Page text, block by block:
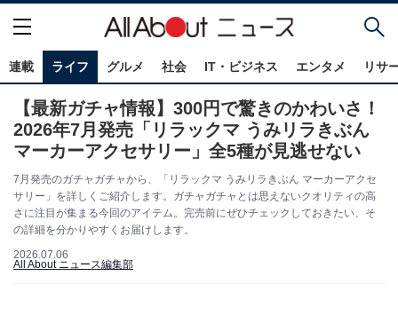
連載 ライフ グルメ 社会 IT・ビジネス エンタメ リサ
【最新ガチャ情報】300円で驚きのかわいさ！
2026年7月発売「リラックマ うみリラきぶん
マーカーアクセサリー」全5種が見逃せない
7月発売のガチャガチャから、「リラックマ うみリラきぶん マーカーアクセ
サリー」を詳しくご紹介します。ガチャガチャとは思えないクオリティの高
さに注目が集まる今回のアイテム。完売前にぜひチェックしておきたい、そ
の詳細を分かりやすくお届けします。
2026.07.06
All About ニュース編集部